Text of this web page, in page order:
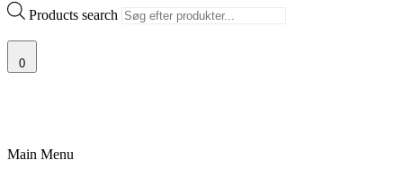
Products search
0
Main Menu